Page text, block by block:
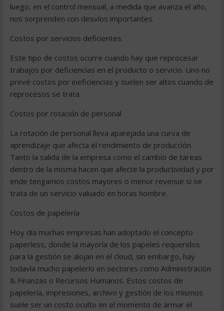
luego, en el control mensual, a medida que avanza el año,
nos sorprenden con desvíos importantes.
Costos por servicios deficientes
Este tipo de costos ocurre cuando hay que reprocesar
trabajos por deficiencias en el producto o servicio. Uno no
prevé costos por ineficiencias y suelen ser altos cuando de
reprocesos se trata.
Costos por rotación de personal
La rotación de personal lleva aparejada una curva de
aprendizaje que afecta el rendimiento de producción.
Tanto la salida de la empresa como el cambio de tareas
dentro de la misma hacen que afecte la productividad y por
ende tengamos costos mayores o menor revenue si se
trata de un servicio valuado en horas hombre.
Costos de papelería
Hoy día muchas empresas han adoptado el concepto
paperless, donde la mayoría de los papeles requeridos
para la gestión se alojan en el cloud, sin embargo, hay
todavía mucho papelerío en sectores como Administración
& Finanzas o Recursos Humanos. Estos costos de
papelería, impresiones, archivo y gestión de los mismos
suele ser un costo oculto en el momento de armar el